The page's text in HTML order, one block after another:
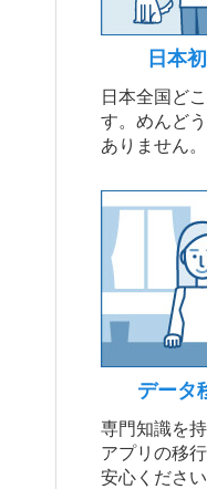
日本
日本全国ど
す。めんど
ありません。
データ
専門知識を
アプリの移
安心ください